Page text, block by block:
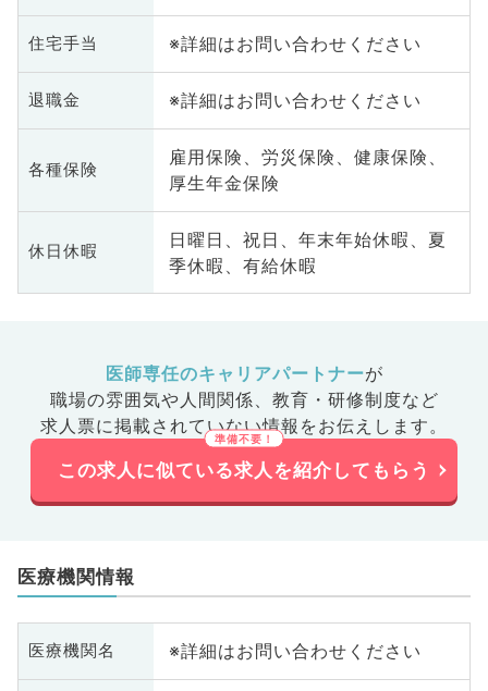
住宅手当 ※詳細はお問い合わせください
退職金 ※詳細はお問い合わせください
各種保険
雇用保険、労災保険、健康保険、
厚生年金保険
休日休暇
日曜日、祝日、年末年始休暇、夏
季休暇、有給休暇
医師専任のキャリアパートナーが
職場の雰囲気や人間関係、 教育・研修制度など
求人票に掲載されていない情報をお伝えします。
この求人に似ている求人を紹介してもらう
医療機関情報
医療機関名 ※詳細はお問い合わせください